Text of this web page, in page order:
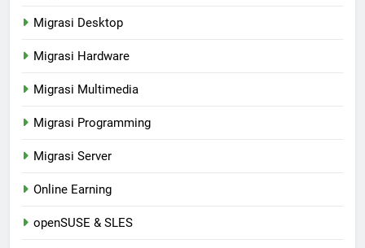
Migrasi Desktop
Migrasi Hardware
Migrasi Multimedia
Migrasi Programming
Migrasi Server
Online Earning
openSUSE & SLES